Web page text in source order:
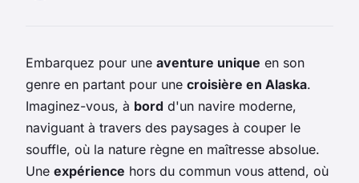
Embarquez pour une aventure unique en son
genre en partant pour une croisière en Alaska.
Imaginez-vous, à bord d'un navire moderne,
naviguant à travers des paysages à couper le
souffle, où la nature règne en maîtresse absolue.
Une expérience hors du commun vous attend, où